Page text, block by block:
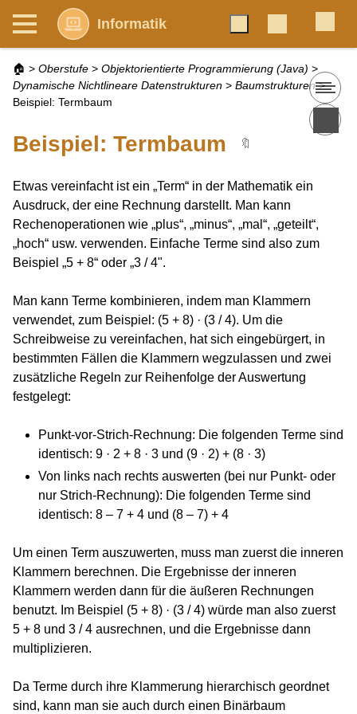
Informatik
🏠 > Oberstufe > Objektorientierte Programmierung (Java) >
Dynamische Nichtlineare Datenstrukturen > Baumstrukturen >
Beispiel: Termbaum
Beispiel: Termbaum 🔖
Etwas vereinfacht ist ein „Term“ in der Mathematik ein
Ausdruck, der eine Rechnung darstellt. Man kann
Rechenoperationen wie „plus“, „minus“, „mal“, „geteilt“,
„hoch“ usw. verwenden. Einfache Terme sind also zum
Beispiel „5 + 8“ oder „3 / 4".
Man kann Terme kombinieren, indem man Klammern
verwendet, zum Beispiel: (5 + 8) · (3 / 4). Um die
Schreibweise zu vereinfachen, hat sich eingebürgert, in
bestimmten Fällen die Klammern wegzulassen und zwei
zusätzliche Regeln zur Reihenfolge der Auswertung
festgelegt:
Punkt-vor-Strich-Rechnung: Die folgenden Terme sind
identisch: 9 · 2 + 8 · 3 und (9 · 2) + (8 · 3)
Von links nach rechts auswerten (bei nur Punkt- oder
nur Strich-Rechnung): Die folgenden Terme sind
identisch: 8 – 7 + 4 und (8 – 7) + 4
Um einen Term auszuwerten, muss man zuerst die inneren
Klammern berechnen. Die Ergebnisse der inneren
Klammern werden dann für die äußeren Rechnungen
benutzt. Im Beispiel (5 + 8) · (3 / 4) würde man also zuerst
5 + 8 und 3 / 4 ausrechnen, und die Ergebnisse dann
multiplizieren.
Da Terme durch ihre Klammerung hierarchisch geordnet
sind, kann man sie auch durch einen Binärbaum